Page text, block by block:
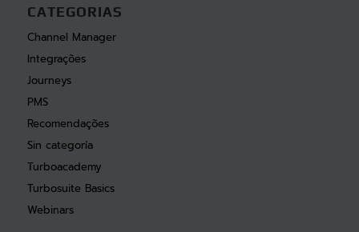
CATEGORIAS
Channel Manager
Integrações
Journeys
PMS
Recomendações
Sin categoría
Turboacademy
Turbosuite Basics
Webinars